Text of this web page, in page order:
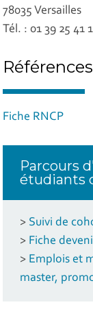
78035 Versailles
Tél. : 01 39 25 41
Fiche RNCP
Parcours
étudiants
> Suivi de
> Fiche
> Emplois et
master,